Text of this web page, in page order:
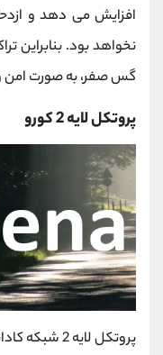
افزایش می دهد و
نخواهد بود. بنابراین
گس صفر، به صورت امن
پروتکل لایه 2 کورو